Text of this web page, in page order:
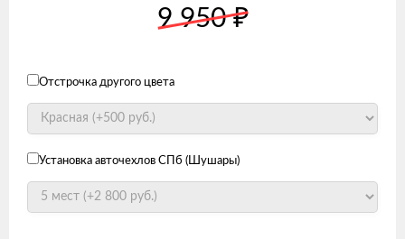
9 950₽
Отстрочка другого цвета
Установка авточехлов СПб (Шушары)